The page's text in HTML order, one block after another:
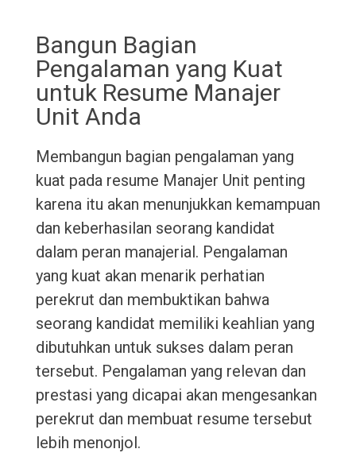
Bangun Bagian
Pengalaman yang Kuat
untuk Resume Manajer
Unit Anda
Membangun bagian pengalaman yang
kuat pada resume Manajer Unit penting
karena itu akan menunjukkan kemampuan
dan keberhasilan seorang kandidat
dalam peran manajerial. Pengalaman
yang kuat akan menarik perhatian
perekrut dan membuktikan bahwa
seorang kandidat memiliki keahlian yang
dibutuhkan untuk sukses dalam peran
tersebut. Pengalaman yang relevan dan
prestasi yang dicapai akan mengesankan
perekrut dan membuat resume tersebut
lebih menonjol.